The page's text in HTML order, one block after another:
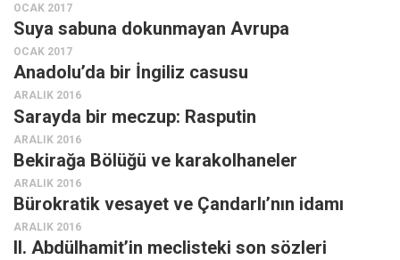
OCAK 2017
Suya sabuna dokunmayan Avrupa
OCAK 2017
Anadolu’da bir İngiliz casusu
ARALIK 2016
Sarayda bir meczup: Rasputin
ARALIK 2016
Bekirağa Bölüğü ve karakolhaneler
ARALIK 2016
Bürokratik vesayet ve Çandarlı’nın idamı
ARALIK 2016
II. Abdülhamit’in meclisteki son sözleri